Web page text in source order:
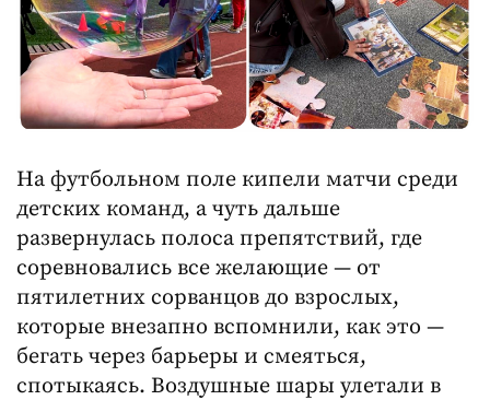
На футбольном поле кипели матчи среди
детских команд, а чуть дальше
развернулась полоса препятствий, где
соревновались все желающие — от
пятилетних сорванцов до взрослых,
которые внезапно вспомнили, как это —
бегать через барьеры и смеяться,
спотыкаясь. Воздушные шары улетали в